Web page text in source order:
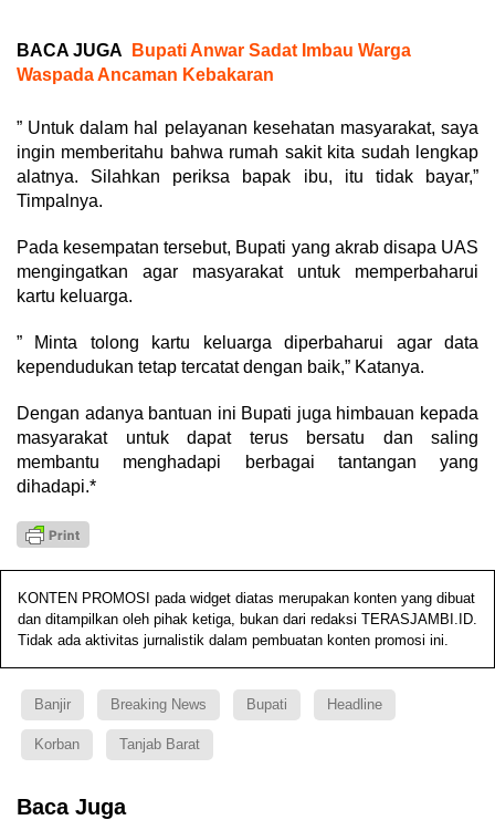
BACA JUGA
Bupati Anwar Sadat Imbau Warga
Waspada Ancaman Kebakaran
” Untuk dalam hal pelayanan kesehatan masyarakat, saya
ingin memberitahu bahwa rumah sakit kita sudah lengkap
alatnya. Silahkan periksa bapak ibu, itu tidak bayar,”
Timpalnya.
Pada kesempatan tersebut, Bupati yang akrab disapa UAS
mengingatkan agar masyarakat untuk memperbaharui
kartu keluarga.
” Minta tolong kartu keluarga diperbaharui agar data
kependudukan tetap tercatat dengan baik,” Katanya.
Dengan adanya bantuan ini Bupati juga himbauan kepada
masyarakat untuk dapat terus bersatu dan saling
membantu menghadapi berbagai tantangan yang
dihadapi.*
KONTEN PROMOSI pada widget diatas merupakan konten yang dibuat
dan ditampilkan oleh pihak ketiga, bukan dari redaksi TERASJAMBI.ID.
Tidak ada aktivitas jurnalistik dalam pembuatan konten promosi ini.
Banjir Breaking News Bupati Headline
Korban Tanjab Barat
Baca Juga